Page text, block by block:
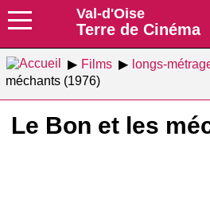
Val-d'Oise
Terre de Cinéma
Films longs-
méchants (1976)
Le Bon et les